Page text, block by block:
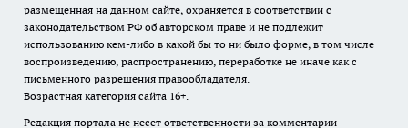
размещенная на данном сайте, охраняется в соответствии с
законодательством РФ об авторском праве и не подлежит
использованию кем-либо в какой бы то ни было форме, в том числе
воспроизведению, распространению, переработке не иначе как с
письменного разрешения правообладателя.
Возрастная категория сайта 16+.
Редакция портала не несет ответственности за комментарии